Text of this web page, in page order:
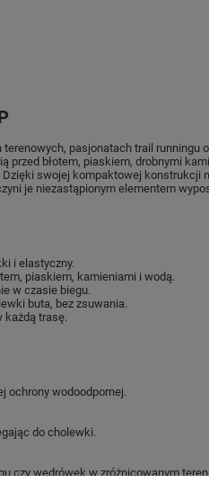
pasjonatach trail runningu
przed błotem, piaskiem, drobnymi
swojej kompaktowej konstrukcji
je niezastąpionym elementem
i elastyczny.
piaskiem, kamieniami i wodą.
w czasie biegu.
buta, bez zsuwania.
każdą trasę.
ochrony wodoodpornej.
do cholewki.
czy wędrówek w zróżnicowanym